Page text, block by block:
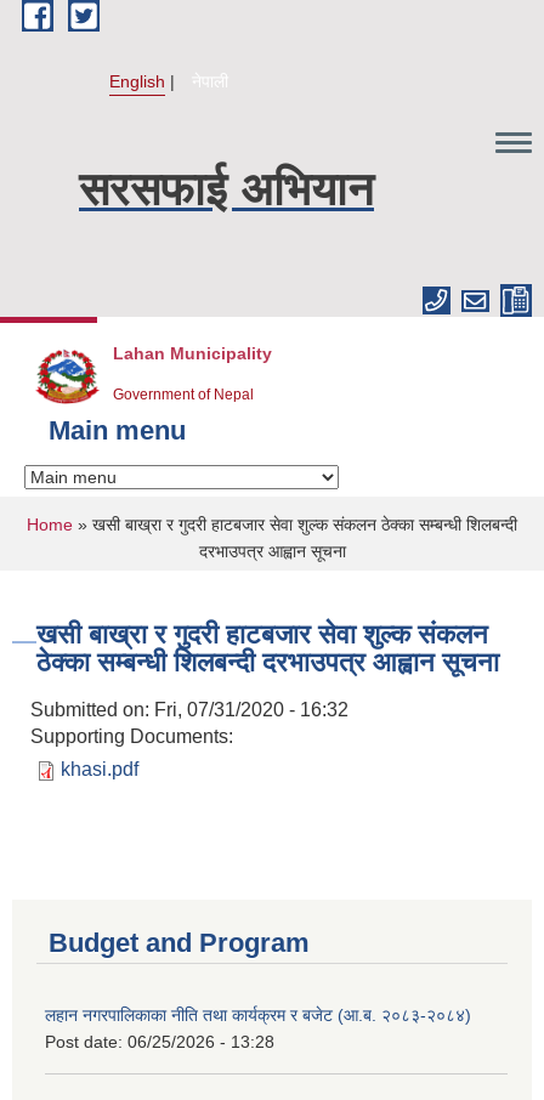
Skip to main content
English नेपाली
सरसफाई अभियान
Lahan Municipality
Government of Nepal
Main menu
You are here
Home » खसी बाख्रा र गुदरी हाटबजार सेवा शुल्क संकलन ठेक्का सम्बन्धी शिलबन्दी
दरभाउपत्र आह्वान सूचना
खसी बाख्रा र गुदरी हाटबजार सेवा शुल्क संकलन
ठेक्का सम्बन्धी शिलबन्दी दरभाउपत्र आह्वान सूचना
Submitted on: Fri, 07/31/2020 - 16:32
Supporting Documents:
khasi.pdf
Budget and Program
लहान नगरपालिकाका नीति तथा कार्यक्रम र बजेट (आ.ब. २०८३-२०८४)
Post date: 06/25/2026 - 13:28